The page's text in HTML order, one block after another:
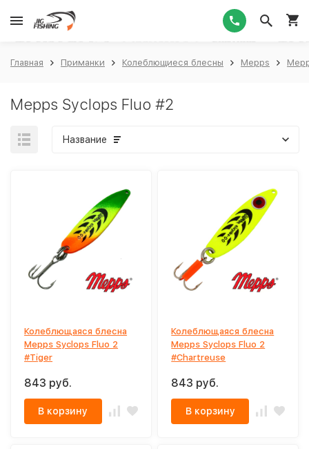
Главная Приманки Колеблющиеся блесны Mepps
Mepps Syclops Fluo #2
Название
Колеблющаяся блесна
Mepps Syclops Fluo 2
#Tiger
843 руб.
В корзину
Колеблющаяся блесна
Mepps Syclops Fluo 2
#Chartreuse
843 руб.
В корзину